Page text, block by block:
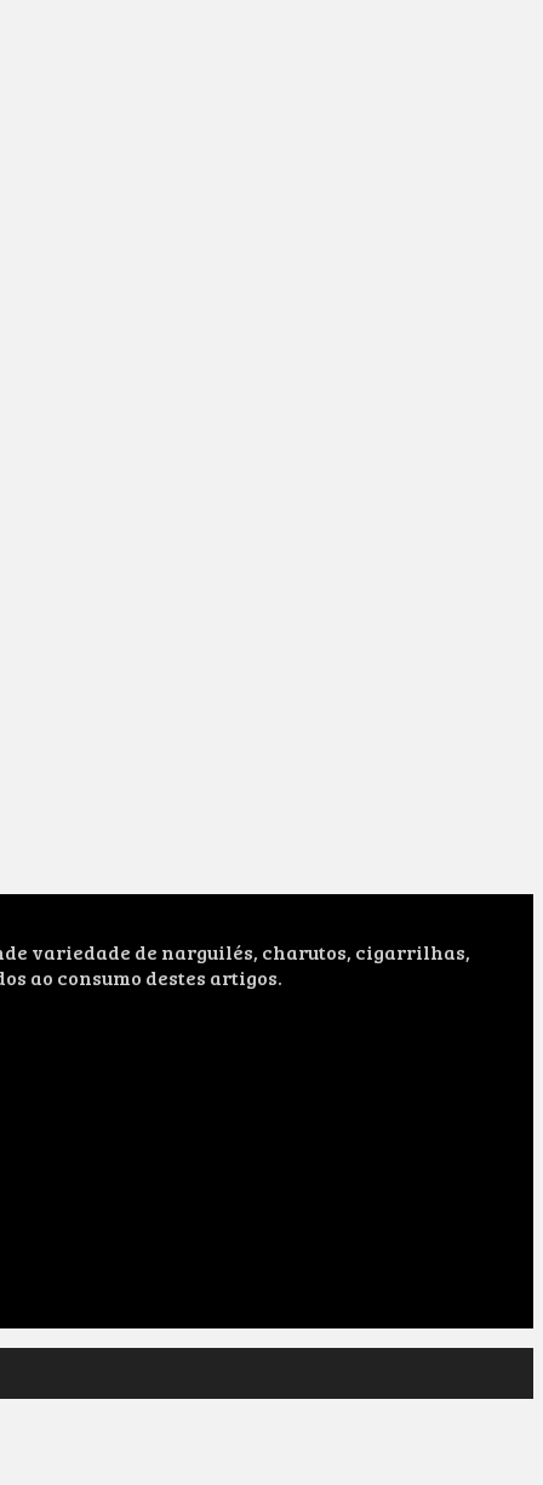
variedade de narguilés, charutos, cigarrilhas,
ao consumo destes artigos.